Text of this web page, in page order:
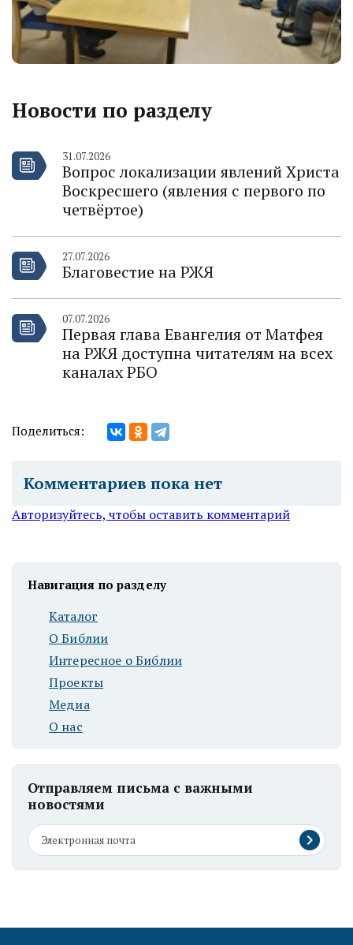
Новости по разделу
31.07.2026
Вопрос локализации явлений Христа
Воскресшего (явления с первого по
четвёртое)
27.07.2026
Благовестие на РЖЯ
07.07.2026
Первая глава Евангелия от Матфея
на РЖЯ доступна читателям на всех
каналах РБО
Поделиться:
Комментариев пока нет
Авторизуйтесь, чтобы оставить комментарий
Навигация по разделу
Каталог
О Библии
Интересное о Библии
Проекты
Медиа
О нас
Отправляем письма с важными
новостями